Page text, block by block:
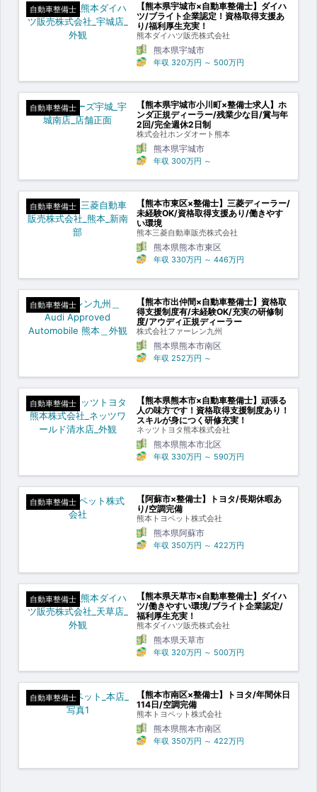
自動車整備士
【熊本県宇城市×自動車整備士】ダイハ
ツ/ブライト企業認定！資格取得支援あ
り/福利厚生充実！
熊本ダイハツ販売株式会社
熊本県宇城市
年収 320万円 ～ 500万円
自動車整備士
【熊本県宇城市小川町×整備士求人】ホ
ンダ正規ディーラー/残業少な目/賞与年
2回/完全週休2日制
株式会社ホンダオート熊本
熊本県宇城市
年収 300万円 ～
自動車整備士
【熊本市東区×整備士】三菱ディーラー/
未経験OK/資格取得支援あり/働きやす
い環境
熊本三菱自動車販売株式会社
熊本県熊本市東区
年収 330万円 ～ 446万円
自動車整備士
【熊本市出仲間×自動車整備士】資格取
得支援制度有/未経験OK/充実の研修制
度/アウディ正規ディーラー
株式会社ファーレン九州
熊本県熊本市南区
年収 252万円 ～
自動車整備士
【熊本県熊本市×自動車整備士】頑張る
人の味方です！資格取得支援制度あり！
スキルが身につく研修充実！
ネッツトヨタ熊本株式会社
熊本県熊本市北区
年収 330万円 ～ 590万円
自動車整備士
【阿蘇市×整備士】トヨタ/長期休暇あ
り/空調完備
熊本トヨペット株式会社
熊本県阿蘇市
年収 350万円 ～ 422万円
自動車整備士
【熊本県天草市×自動車整備士】ダイハ
ツ/働きやすい環境/ブライト企業認定/
福利厚生充実！
熊本ダイハツ販売株式会社
熊本県天草市
年収 320万円 ～ 500万円
自動車整備士
【熊本市南区×整備士】トヨタ/年間休日
114日/空調完備
熊本トヨペット株式会社
熊本県熊本市南区
年収 350万円 ～ 422万円